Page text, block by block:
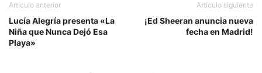
Artículo anterior
Lucía Alegría presenta «La
Niña que Nunca Dejó Esa
Playa»
Artículo siguiente
¡Ed Sheeran anuncia nueva
fecha en Madrid!